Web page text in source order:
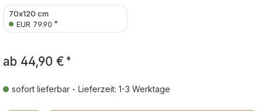
70x120 cm
EUR 79.90 *
ab 44,90 € *
sofort lieferbar - Lieferzeit: 1-3 Werktage